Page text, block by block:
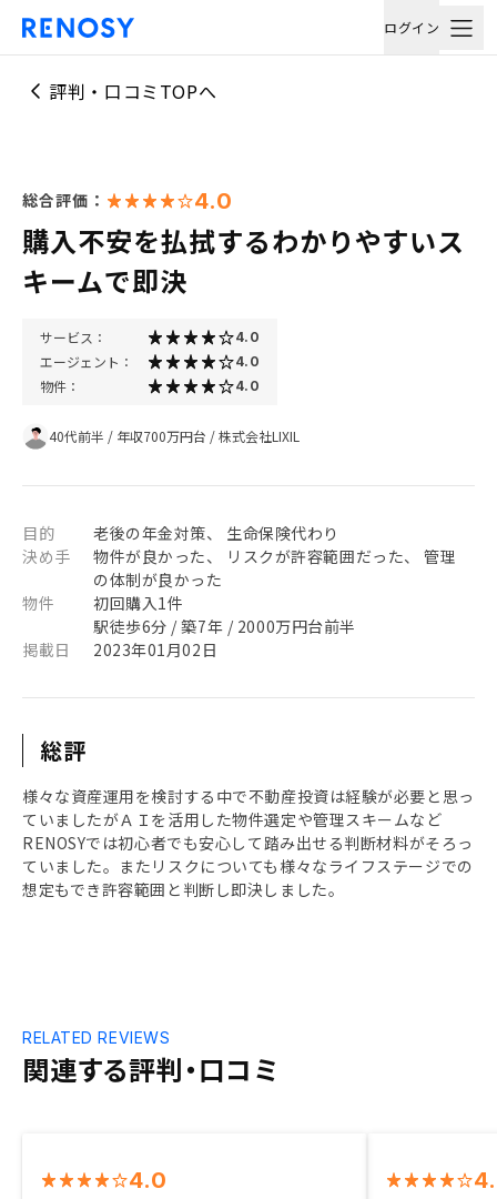
ログイン
評判・口コミTOPへ
総合評価： 4.0
購入不安を払拭するわかりやすいス
キームで即決
サービス： 4.0
エージェント： 4.0
物件： 4.0
40代前半 / 年収700万円台 /株式会社LIXIL
目的
老後の年金対策、 生命保険代わり
決め手
物件が良かった、 リスクが許容範囲だった、 管理
の体制が良かった
物件
初回購入1件
駅徒歩6分 / 築7年 / 2000万円台前半
掲載日
2023年01月02日
総評
様々な資産運用を検討する中で不動産投資は経験が必要と思っ
ていましたがＡＩを活用した物件選定や管理スキームなど
RENOSYでは初心者でも安心して踏み出せる判断材料がそろっ
ていました。またリスクについても様々なライフステージでの
想定もでき許容範囲と判断し即決しました。
関連する評判・口コミ
RELATED REVIEWS
4.0